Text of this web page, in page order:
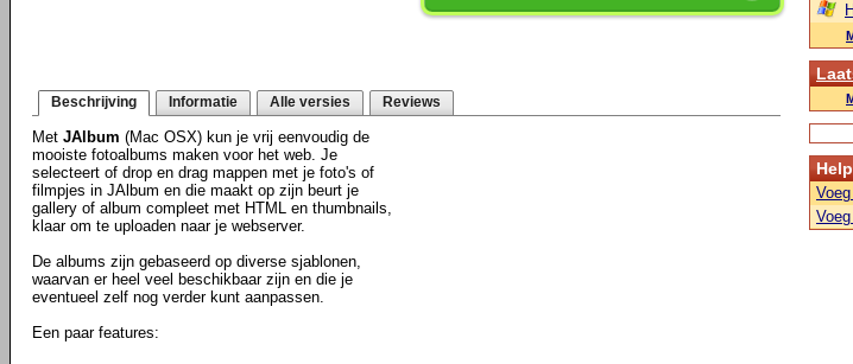
Beschrijving Informatie Alle versies Reviews
Met JAlbum (Mac OSX) kun je vrij eenvoudig de
mooiste fotoalbums maken voor het web. Je
selecteert of drop en drag mappen met je foto's of
filmpjes in JAlbum en die maakt op zijn beurt je
gallery of album compleet met HTML en thumbnails,
klaar om te uploaden naar je webserver.
De albums zijn gebaseerd op diverse sjablonen,
waarvan er heel veel beschikbaar zijn en die je
eventueel zelf nog verder kunt aanpassen.
Een paar features: